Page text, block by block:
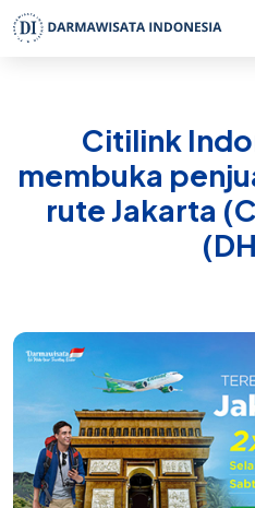
Citilink
membuka
rute Jakarta